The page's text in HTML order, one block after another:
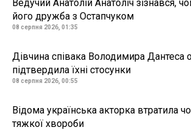
Ведучий Анатолій Анатоліч зізнався,
його дружба з Остапчуком
08 серпня 2026, 01:35
Дівчина співака Володимира Дантеса
підтвердила їхні стосунки
08 серпня 2026, 00:55
Відома українська акторка втратила
тяжкої хвороби